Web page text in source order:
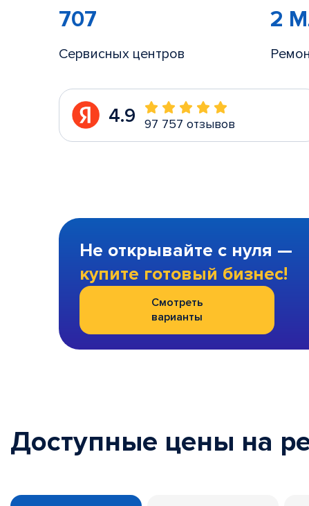
707
Сервисных центров
2
4.9 97 757 отзывов
Не открывайте с нуля —
купите готовый бизнес!
Смотреть
варианты
Доступные цены на